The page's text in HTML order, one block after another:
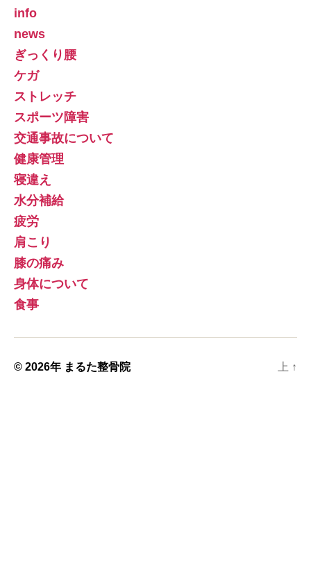
info
news
ぎっくり腰
ケガ
ストレッチ
スポーツ障害
交通事故について
健康管理
寝違え
水分補給
疲労
肩こり
膝の痛み
身体について
食事
© 2026年 まるた整骨院 上 ↑